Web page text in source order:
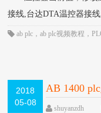
接线,台达DTA温控器接
ab plc ，ab plc视频教程 ，
2018
05-08
AB 1400
动化培训
shuyanzdh